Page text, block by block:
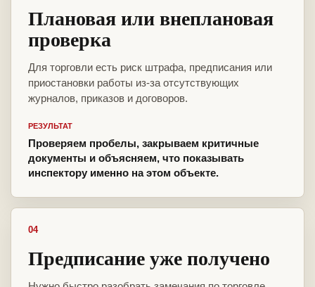
Плановая или внеплановая
проверка
Для торговли есть риск штрафа, предписания или
приостановки работы из-за отсутствующих
журналов, приказов и договоров.
РЕЗУЛЬТАТ
Проверяем пробелы, закрываем критичные
документы и объясняем, что показывать
инспектору именно на этом объекте.
04
Предписание уже получено